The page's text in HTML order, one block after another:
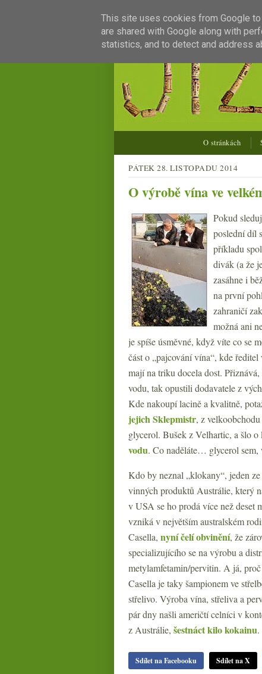
O stránkách
PÁTEK 28. LISTOPADU 2014
O výrobě vína ve
Pokud
poslední díl
příkladu
divák (a že
zasáhne i
na první
zahraničí
možná ani
je spíše úsměvné, když víte co se
část o „pajcování vína“, kde
mají na triku docela dost.
vodu, tak opustili dodavatele z
Kde nakoupí lacině a kvalitně,
jejich Sklepmistr, z
glycerol. Bušek z Velhartic, a šlo
vodu. Co naděláte… glycerol
Kdo by neznal „klokany“, jeden
vinných produktů Austrálie, který
v USA se ho prodá více než deset
vzniká v největším australském
Casella, nyní čelí obvinění, že
specializujícího se na výrobu a
metylamfetamin/pervitin. A já,
Casella je taky šampionem ve
střelivo. Výroba vína, střeliva a
pár dny našli američtí celníci v
z Austrálie, šestnáct kilo kokainu
Sdílet na Facebooku Sdílet na X
This site uses cookies from Google
are shared with Google along with
statistics, and to detect and address